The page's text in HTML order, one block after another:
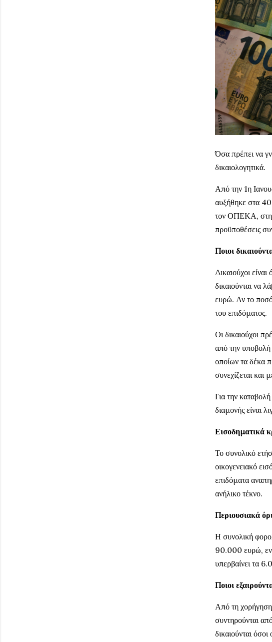
Όσα πρέπει να
δικαιολογητικά.
Από την 1η
αυξήθηκε στα
τον ΟΠΕΚΑ,
προϋποθέσεις
Ποιοι
Δικαιούχοι
δικαιούνται να
ευρώ. Αν το ποσό
του επιδόματος.
Οι δικαιούχοι
από την υποβολή
οποίων τα δέκα
συνεχίζεται και
Για την
διαμονής είναι
Εισοδηματικά
Το συνολικό
οικογενειακό
επιδόματα
ανήλικο τέκνο.
Περιουσιακά
Η συνολική
90.000 ευρώ, ενώ
υπερβαίνει τα
Ποιοι
Από τη χορήγηση
συντηρούνται
δικαιούνται